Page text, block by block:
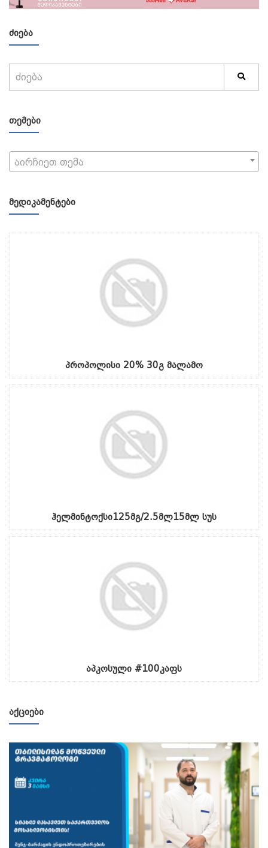
ᲫᲘᲔᲑᲐ
ᲗᲔᲛᲔᲑᲘ
აირჩიეთ თემა
ᲛᲔᲓᲘᲙᲐᲛᲔᲜᲢᲔᲑᲘ
პროპოლისი 20% 30გ მალამო
ჰელმინტოქსი125მგ/2.5მლ15მლ სუს
აპკოსული #100კაფს
ᲐᲥᲪᲘᲔᲑᲘ